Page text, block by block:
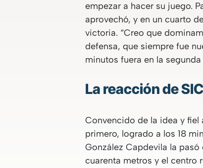
empezar a hacer su juego.
aprovechó, y en un cuarto
victoria. “Creo que
defensa, que siempre fue
minutos fuera en la
La reacción de
Convencido de la idea y
primero, logrado a los 18
González Capdevila la pasó
cuarenta metros y el centro